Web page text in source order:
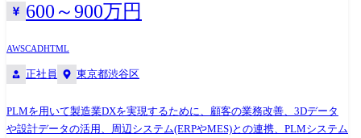
参画いただき、OJTベースでPLとしてのいろはをキャッチアップいただ
手～中堅企業様を中心として、プライムのお取引企業になります。
600～900万円
AWSCADHTML
正社員 東京都渋谷区
PLMを用いて製造業DXを実現するために、顧客の業務改善、3Dデータ
や設計データの活用、周辺システム(ERPやMES)との連携、PLMシステム